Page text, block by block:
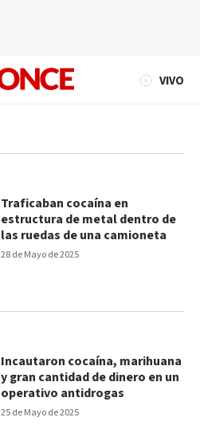
VIVO
28 de Mayo de 2025
Traficaban cocaína en
estructura de metal dentro de
las ruedas de una camioneta
25 de Mayo de 2025
Incautaron cocaína, marihuana
y gran cantidad de dinero en un
operativo antidrogas